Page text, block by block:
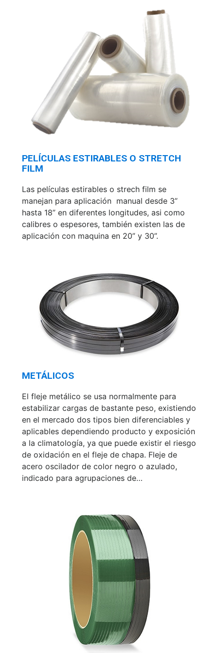
PELÍCULAS ESTIRABLES O STRETCH
FILM
Las películas estirables o strech film se
manejan para aplicación manual desde 3”
hasta 18” en diferentes longitudes, asi como
calibres o espesores, también existen las de
aplicación con maquina en 20” y 30”.
METÁLICOS
El fleje metálico se usa normalmente para
estabilizar cargas de bastante peso, existiendo
en el mercado dos tipos bien diferenciables y
aplicables dependiendo producto y exposición
a la climatología, ya que puede existir el riesgo
de oxidación en el fleje de chapa. Fleje de
acero oscilador de color negro o azulado,
indicado para agrupaciones de…